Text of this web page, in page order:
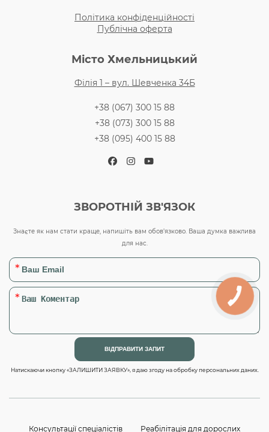
Політика конфіденційності
Публічна оферта
Місто Хмельницький
Філія 1 – вул. Шевченка 34Б
+38 (067) 300 15 88
+38 (073) 300 15 88
+38 (095) 400 15 88
Facebook
Instagram
YouTube
ЗВОРОТНІЙ ЗВ'ЯЗОК
Знаєте як нам стати краще, напишіть вам обов’язково. Ваша думка важлива
для нас.
Натискаючи кнопку «ЗАЛИШИТИ ЗАЯВКУ», я даю згоду на обробку персональних даних.
Консультації спеціалістів Реабілітація для дорослих